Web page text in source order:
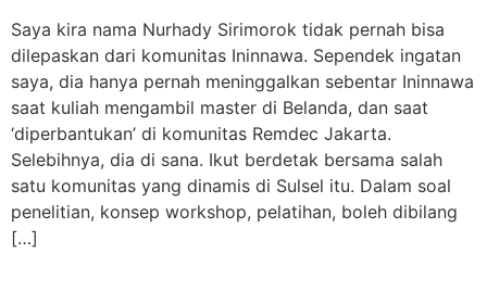
Saya kira nama Nurhady Sirimorok tidak pernah bisa
dilepaskan dari komunitas Ininnawa. Sependek ingatan
saya, dia hanya pernah meninggalkan sebentar Ininnawa
saat kuliah mengambil master di Belanda, dan saat
‘diperbantukan’ di komunitas Remdec Jakarta.
Selebihnya, dia di sana. Ikut berdetak bersama salah
satu komunitas yang dinamis di Sulsel itu. Dalam soal
penelitian, konsep workshop, pelatihan, boleh dibilang
[…]